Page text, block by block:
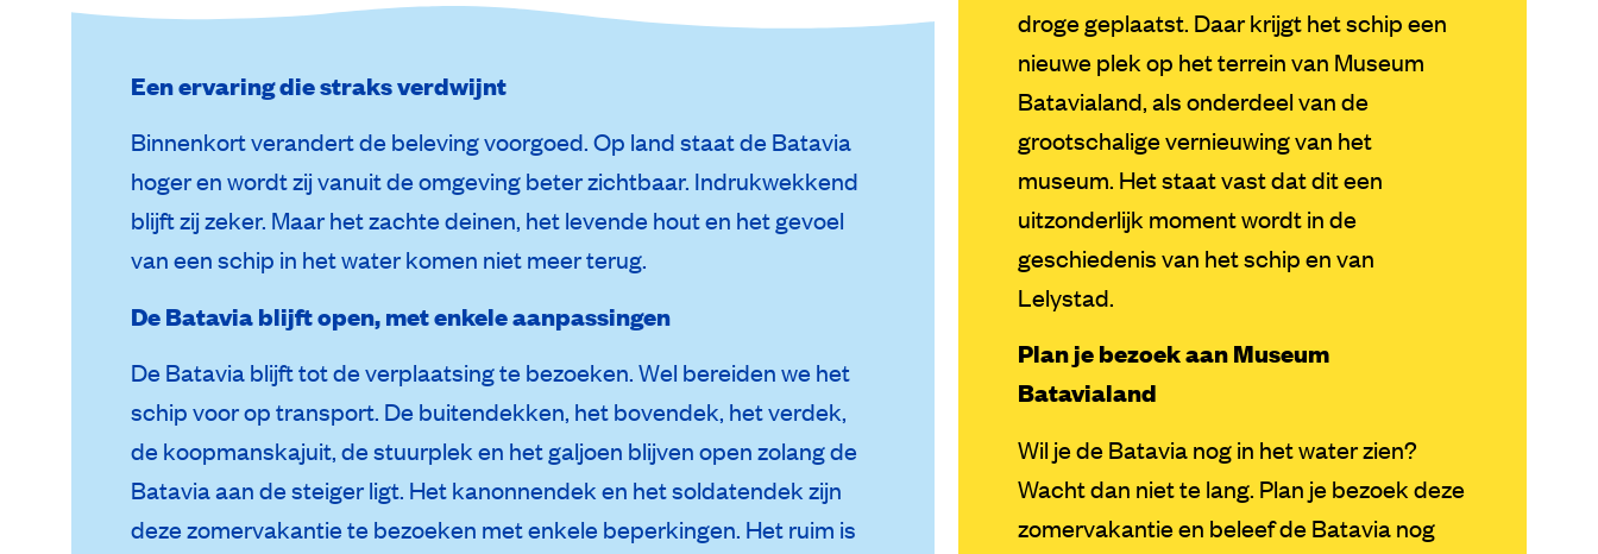
Een ervaring die straks verdwijnt
Binnenkort verandert de beleving voorgoed. Op land staat de Batavia
hoger en wordt zij vanuit de omgeving beter zichtbaar. Indrukwekkend
blijft zij zeker. Maar het zachte deinen, het levende hout en het gevoel
van een schip in het water komen niet meer terug.
De Batavia blijft open, met enkele aanpassingen
De Batavia blijft tot de verplaatsing te bezoeken. Wel bereiden we het
schip voor op transport. De buitendekken, het bovendek, het verdek,
de koopmanskajuit, de stuurplek en het galjoen blijven open zolang de
Batavia aan de steiger ligt. Het kanonnendek en het soldatendek zijn
deze zomervakantie te bezoeken met enkele beperkingen. Het ruim is
droge geplaatst. Daar krijgt het schip een
nieuwe plek op het terrein van Museum
Batavialand, als onderdeel van de
grootschalige vernieuwing van het
museum. Hetstaat vast dat dit een
uitzonderlijk moment wordt in de
geschiedenis van het schipen van
Lelystad.
Plan je bezoek aan Museum
Batavialand
Wil je de Batavia nog in het water zien?
Wacht dan niet te lang. Plan je bezoek deze
zomervakantie en beleef de Batavia nog